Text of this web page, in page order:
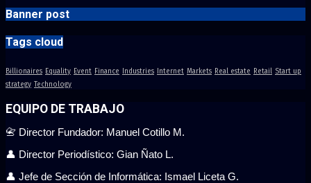
Banner post
Tags cloud
Billionaires Equality Event Finance Industries Internet Markets Real estate Retail Start up
strategy
Technology
EQUIPO DE TRABAJO
📇 Director Fundador: Manuel Cotillo M.
👤 Director Periodístico: Gian Ñato L.
👤 Jefe de Sección de Informática: Ismael Liceta G.